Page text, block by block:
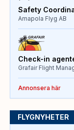
Safety
Amapola Flyg AB
Check-in
Grafair Flight
Annonsera här
FLYGNYHETER